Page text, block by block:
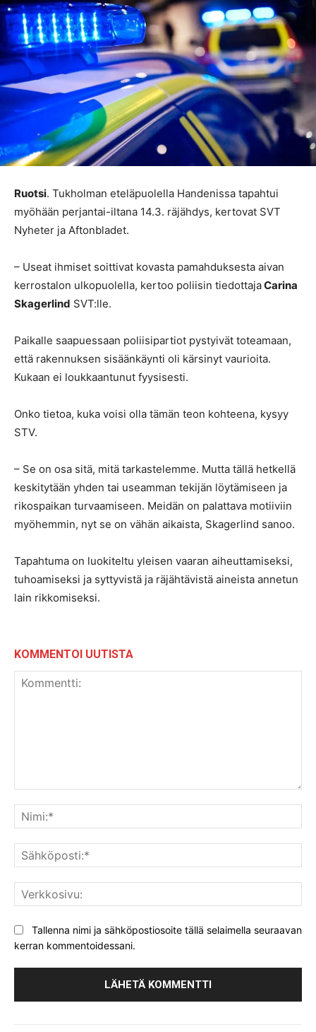
Ruotsi. Tukholman eteläpuolella Handenissa tapahtui
myöhään perjantai-iltana 14.3. räjähdys, kertovat SVT
Nyheter ja Aftonbladet.
– Useat ihmiset soittivat kovasta pamahduksesta aivan
kerrostalon ulkopuolella, kertoo poliisin tiedottajaCarina
Skagerlind SVT:lle.
Paikalle saapuessaan poliisipartiot pystyivät toteamaan,
että rakennuksen sisäänkäynti oli kärsinyt vaurioita.
Kukaan ei loukkaantunut fyysisesti.
Onko tietoa, kuka voisi olla tämän teon kohteena, kysyy
STV.
– Se on osa sitä, mitä tarkastelemme. Mutta tällä hetkellä
keskitytään yhden tai useamman tekijän löytämiseen ja
rikospaikan turvaamiseen. Meidän on palattava motiiviin
myöhemmin, nyt se on vähän aikaista, Skagerlind sanoo.
Tapahtuma on luokiteltu yleisen vaaran aiheuttamiseksi,
tuhoamiseksi ja syttyvistä ja räjähtävistä aineista annetun
lain rikkomiseksi.
KOMMENTOI UUTISTA
Tallenna nimi ja sähköpostiosoite tällä selaimella seuraavan
kerran kommentoidessani.